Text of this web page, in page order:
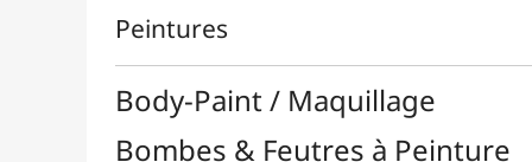
Feutres & Stylos
Librairie / Livres
Loisirs Créatifs
Médiums, Vernis & Colles